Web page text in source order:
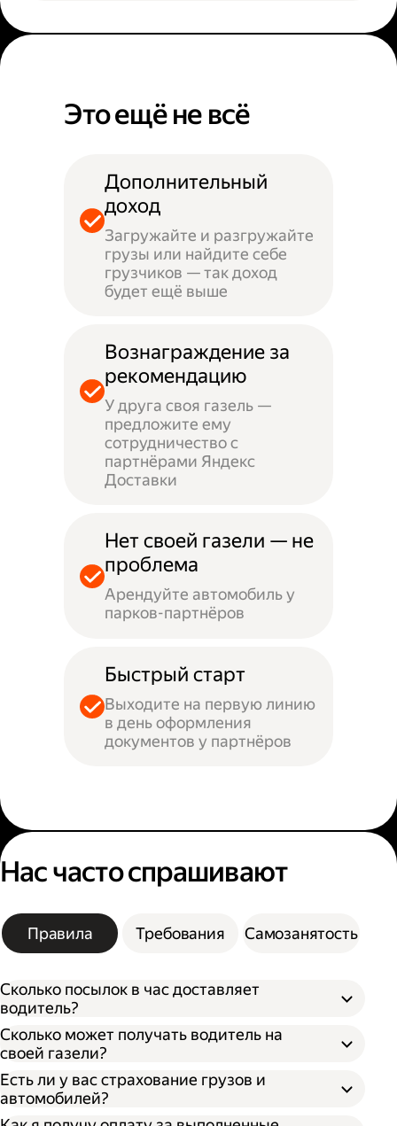
Это ещё не всё
Дополнительный
доход
Загружайте и разгружайте
грузы или найдите себе
грузчиков — так доход
будет ещё выше
Вознаграждение за
рекомендацию
У друга своя газель —
предложите ему
сотрудничество с
партнёрами Яндекс
Доставки
Нет своей газели — не
проблема
Арендуйте автомобиль у
парков-партнёров
Быстрый старт
Выходите на первую линию
в день оформления
документов у партнёров
Нас часто спрашивают
Правила Требования Самозанятость
Сколько посылок в час доставляет
водитель?
Сколько может получать водитель на
своей газели?
Есть ли у вас страхование грузов и
автомобилей?